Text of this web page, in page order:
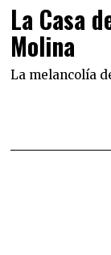
La Casa
Molina
La melancolía